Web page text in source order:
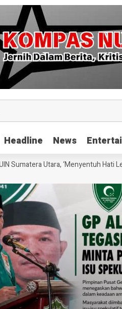
Headline News
Headline News
Utara, ‘Menyentuh Hati Lewat